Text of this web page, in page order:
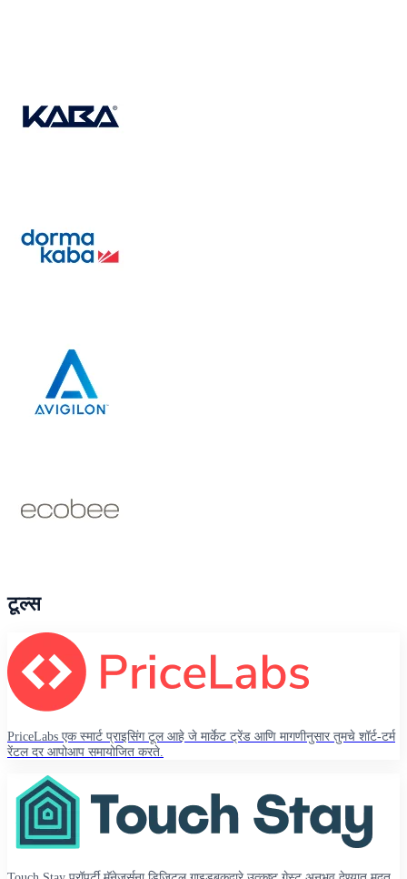
टूल्स
PriceLabs एक स्मार्ट प्राइसिंग टूल आहे जे मार्केट ट्रेंड आणि मागणीनुसार तुमचे शॉर्ट-टर्म
रेंटल दर आपोआप समायोजित करते.